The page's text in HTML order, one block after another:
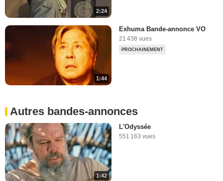
2:24
1:44
Exhuma Bande-annonce VO
21 438 vues
PROCHAINEMENT
Autres bandes-annonces
1:42
L'Odyssée
551 163 vues